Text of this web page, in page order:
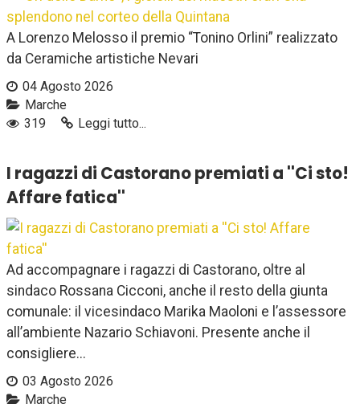
A Lorenzo Melosso il premio “Tonino Orlini” realizzato
da Ceramiche artistiche Nevari
04 Agosto 2026
Marche
319
Leggi tutto...
I ragazzi di Castorano premiati a ''Ci sto!
Affare fatica''
Ad accompagnare i ragazzi di Castorano, oltre al
sindaco Rossana Cicconi, anche il resto della giunta
comunale: il vicesindaco Marika Maoloni e l’assessore
all’ambiente Nazario Schiavoni. Presente anche il
consigliere...
03 Agosto 2026
Marche